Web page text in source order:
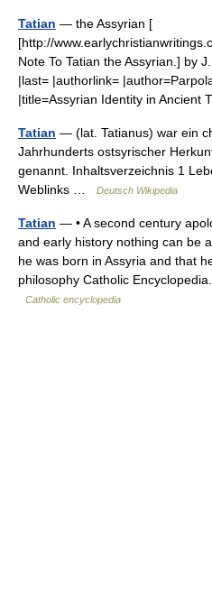
Tatian — the Assyrian [
[http://
Note To Tatian the Assyrian.] by
|last= |authorlink=
|title=Assyrian Identity in
Tatian — (lat. Tatianus) war ein
Jahrhunderts ostsyrischer
genannt. Inhaltsverzeichnis 1
Weblinks …
Deutsch Wikipedia
Tatian — • A second century
and early history nothing can be
he was born in Assyria and that
philosophy Catholic
Catholic encyclopedia